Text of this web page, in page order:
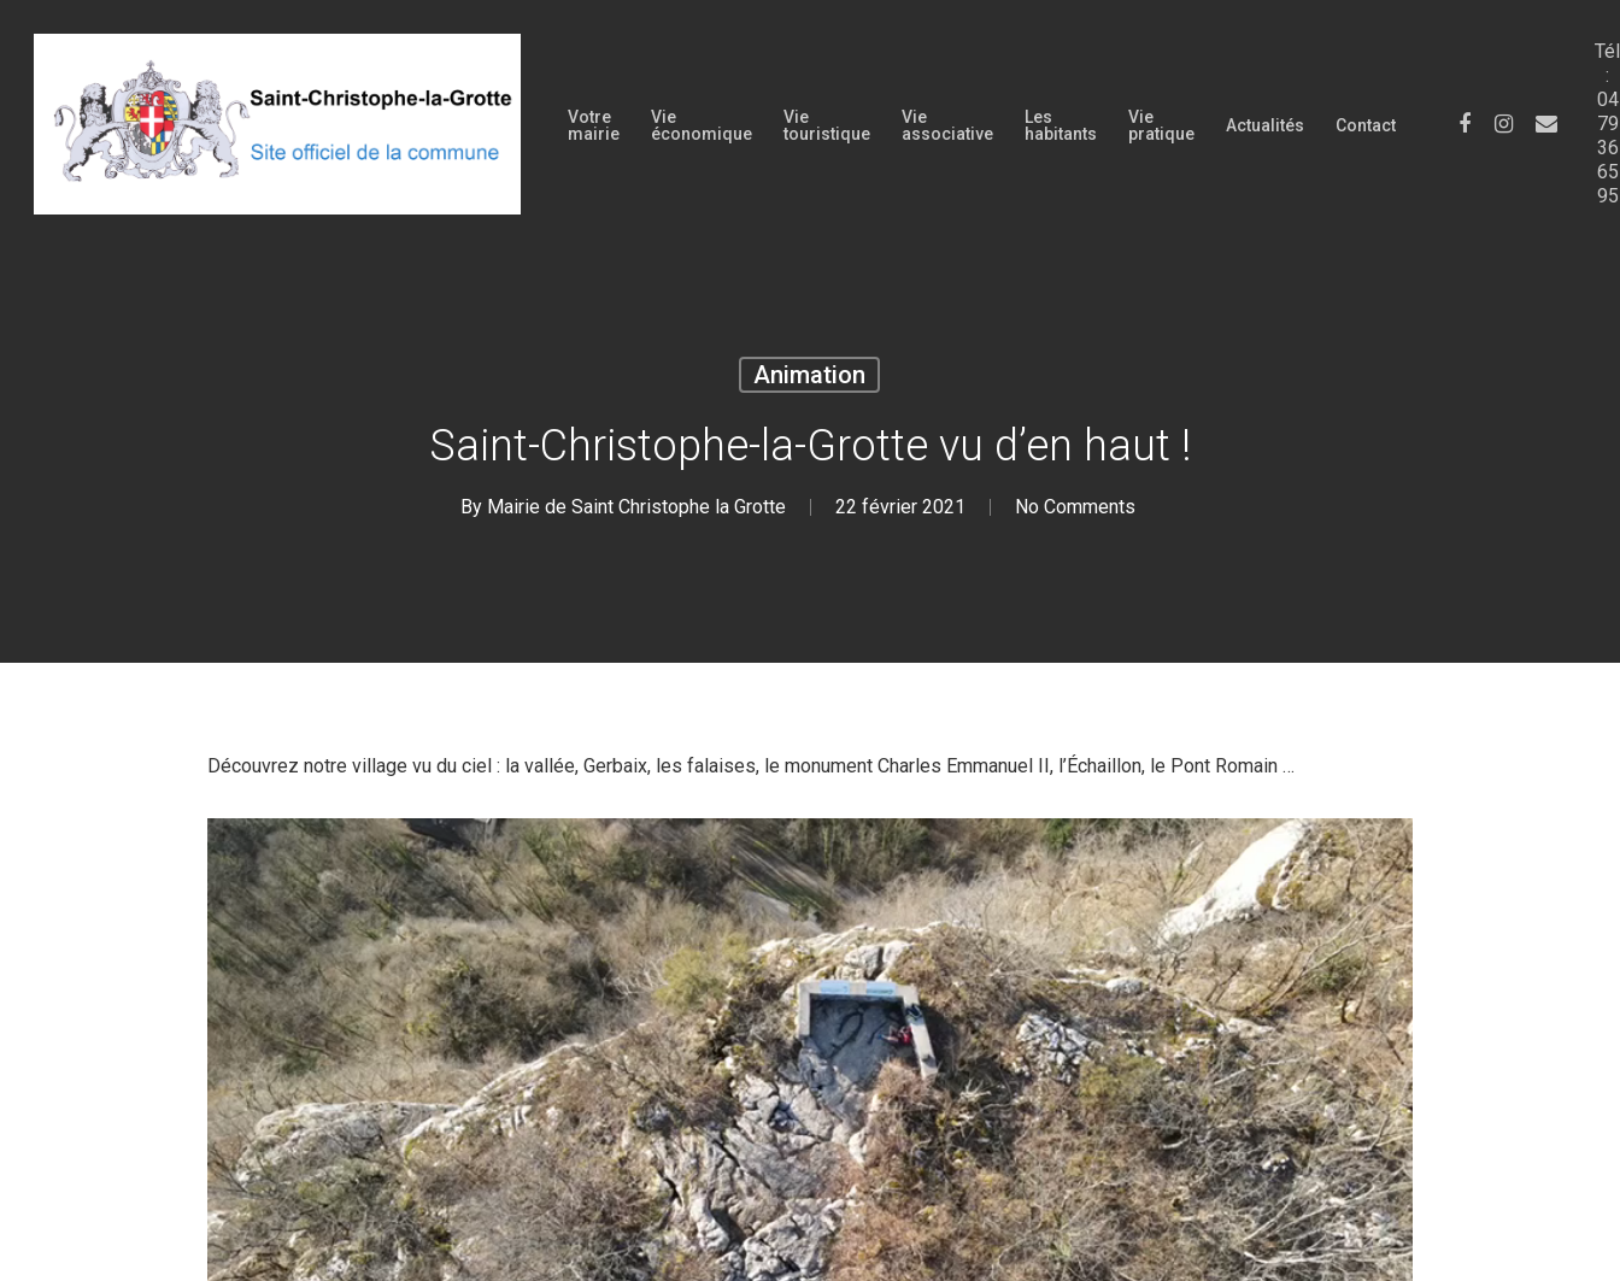
content
Votre
mairie
Vie
économique
Vie
touristique
Vie
associative
Les
habitants
Vie
pratique
Actualités Contact facebookinstagram
email
Tél
:
04
79
36
65
95
Animation
Saint-Christophe-la-Grotte vu d’en haut !
By Mairie de Saint Christophe la Grotte 22 février 2021 No Comments
Découvrez notre village vu du ciel : la vallée, Gerbaix, les falaises, le monument Charles Emmanuel II, l’Échaillon, le Pont Romain …
Lecteur
vidéo